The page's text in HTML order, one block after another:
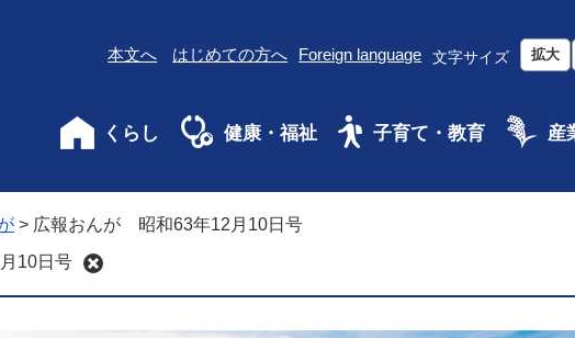
本文へ はじめての方へ Foreign language 文字サイズ 拡大
くらし 健康・福祉 子育て・教育 産
> 広報おんが 昭和63年12月10日号
10日号